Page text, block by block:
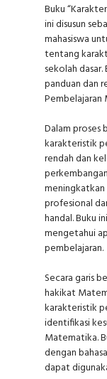
Buku
ini disusun
mahasiswa
tentang
sekolah
panduan dan
Pembelajaran
Dalam proses
karakteristik
rendah dan
profesional
handal. Buku
mengetahui
pembelajaran.
Secara garis
hakikat
karakteristik
identifikasi
Matematika.
dengan
dapat